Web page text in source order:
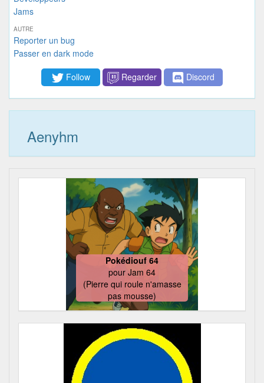
Jams
AUTRE
Reporter un bug
Passer en dark mode
Follow
Regarder Discord
Aenyhm
Pokédiouf 64
pour Jam 64
(Pierre qui roule n'amasse
pas mousse)